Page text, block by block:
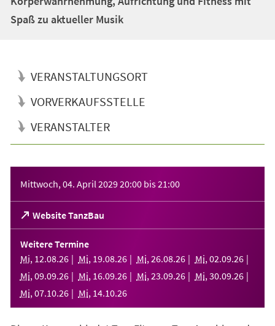
Spaß zu aktueller Musik
VERANSTALTUNGSORT
VORVERKAUFSSTELLE
VERANSTALTER
Mittwoch, 04. April 202920:00 bis21:00
Website TanzBau
(Öffnet
in
einem
neuen
Tab)
Weitere Termine
Mi, 12.08.26 Mi, 19.08.26 Mi, 26.08.26 Mi, 02.09.26
Mi, 09.09.26 Mi, 16.09.26 Mi, 23.09.26 Mi, 30.09.26
Mi, 07.10.26 Mi, 14.10.26